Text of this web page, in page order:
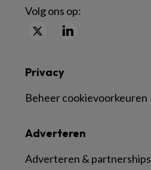
Volg ons op:
Adverteren
Adverteren & partnerships
Privacy
Beheer cookievoorkeuren